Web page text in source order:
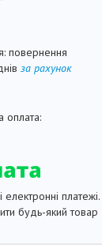
повернення
за рахунок
електронні платежі.
будь-який товар